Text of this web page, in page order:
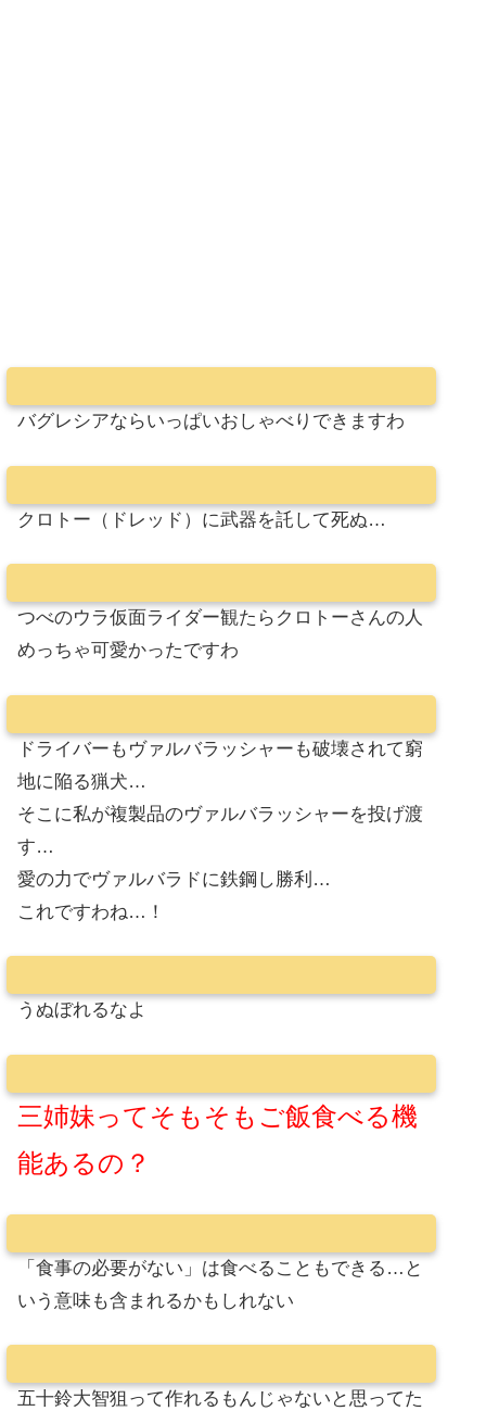
バグレシアならいっぱいおしゃべりできますわ
クロトー（ドレッド）に武器を託して死ぬ…
つべのウラ仮面ライダー観たらクロトーさんの人
めっちゃ可愛かったですわ
ドライバーもヴァルバラッシャーも破壊されて窮
地に陥る猟犬…
そこに私が複製品のヴァルバラッシャーを投げ渡
す…
愛の力でヴァルバラドに鉄鋼し勝利…
これですわね…！
うぬぼれるなよ
三姉妹ってそもそもご飯食べる機
能あるの？
「食事の必要がない」は食べることもできる…と
いう意味も含まれるかもしれない
五十鈴大智狙って作れるもんじゃないと思ってた